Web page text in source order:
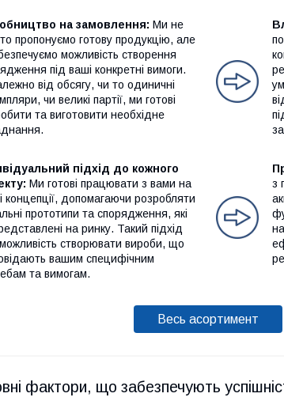
на замовлення: Ми не
пропонуємо готову продукцію, але
можливість створення
під ваші конкретні вимоги.
від обсягу, чи то одиничні
чи великі партії, ми готові
та виготовити необхідне
підхід до кожного
Ми готові працювати з вами на
концепції, допомагаючи розробляти
прототипи та спорядження, які
на ринку. Такий підхід
створювати вироби, що
вашим специфічним
та вимогам.
з
Весь асортимент
фактори, що забезпечують